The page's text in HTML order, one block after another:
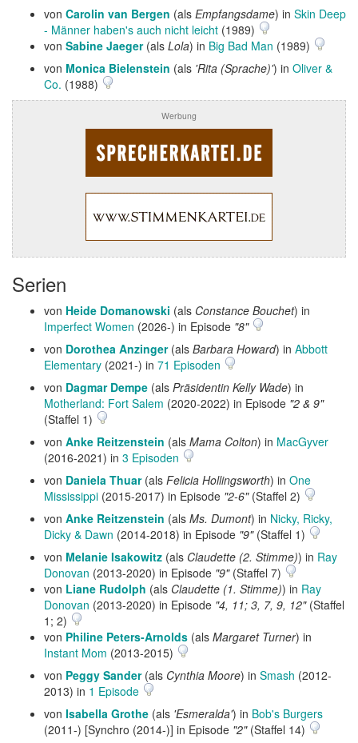
von Carolin van Bergen (als Empfangsdame) in Skin Deep
- Männer haben's auch nicht leicht (1989)
von Sabine Jaeger(als Lola) in Big Bad Man (1989)
von Monica Bielenstein (als 'Rita (Sprache)') in Oliver &
Co. (1988)
Werbung
Serien
von Heide Domanowski (als Constance Bouchet) in
Imperfect Women (2026-) in Episode "8"
von Dorothea Anzinger(als Barbara Howard) in Abbott
Elementary (2021-) in 71 Episoden
von Dagmar Dempe (als Präsidentin Kelly Wade) in
Motherland: Fort Salem (2020-2022) in Episode "2 & 9"
(Staffel 1)
von Anke Reitzenstein (als Mama Colton) in MacGyver
(2016-2021) in 3 Episoden
von Daniela Thuar(als Felicia Hollingsworth) in One
Mississippi (2015-2017) in Episode "2-6"(Staffel 2)
von Anke Reitzenstein (als Ms. Dumont) in Nicky, Ricky,
Dicky & Dawn (2014-2018) in Episode "9"(Staffel 1)
von Melanie Isakowitz (als Claudette (2. Stimme)) in Ray
Donovan (2013-2020) in Episode "9"(Staffel 7)
von Liane Rudolph (als Claudette (1. Stimme)) in Ray
Donovan (2013-2020) in Episode "4, 11; 3, 7, 9, 12"(Staffel
1; 2)
von Philine Peters-Arnolds (als Margaret Turner) in
Instant Mom (2013-2015)
von Peggy Sander(als Cynthia Moore) in Smash (2012-
2013) in 1 Episode
von Isabella Grothe (als 'Esmeralda') in Bob's Burgers
(2011-) [Synchro (2014-)] in Episode "2"(Staffel 14)